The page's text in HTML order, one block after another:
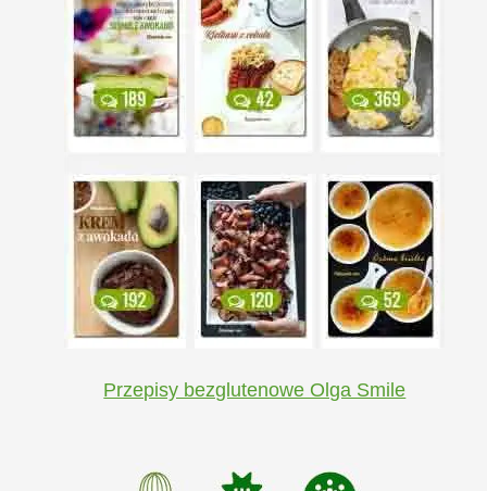
Przepisy bezglutenowe Olga Smile